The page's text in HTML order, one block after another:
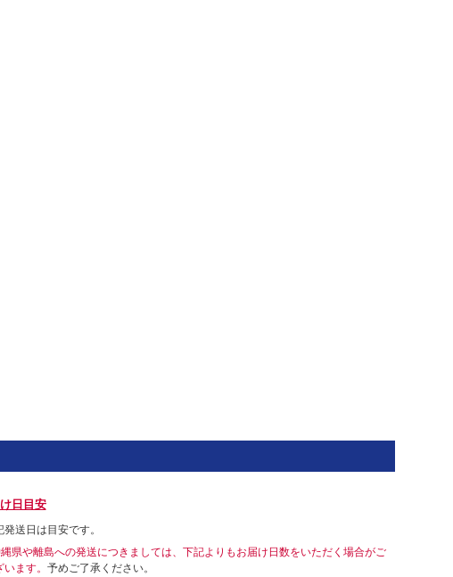
日目安
発送日は目安です。
県や離島への発送につきましては、下記よりもお届け日数をいただく場合がご
います。 予めご了承ください。